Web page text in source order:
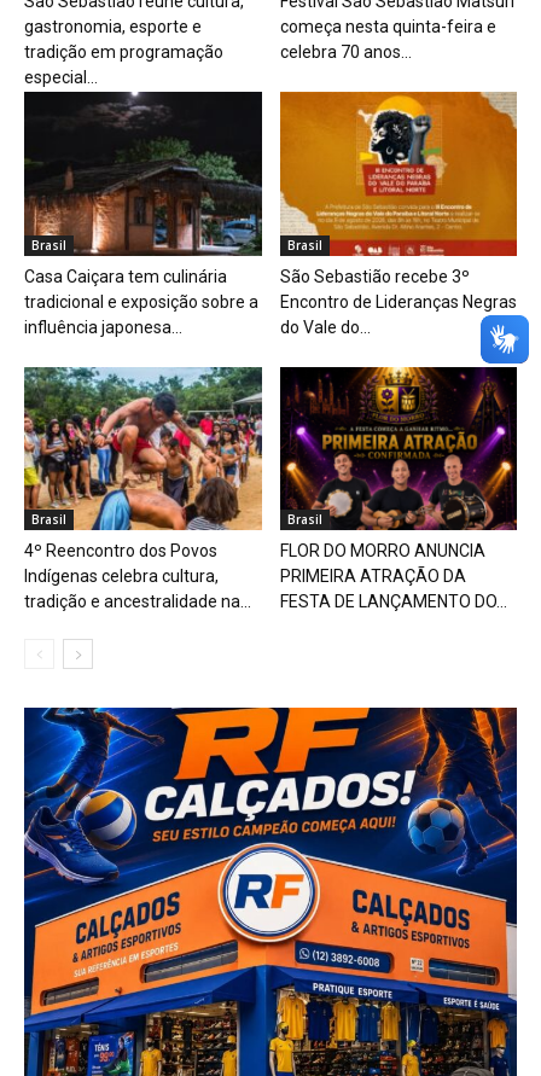
gastronomia, esporte e
tradição em programação
especial...
começa nesta quinta-feira e
celebra 70 anos...
Brasil
Casa Caiçara tem culinária
tradicional e exposição sobre a
influência japonesa...
Brasil
São Sebastião recebe 3º
Encontro de Lideranças Negras
do Vale do...
Brasil
4º Reencontro dos Povos
Indígenas celebra cultura,
tradição e ancestralidade na...
Brasil
FLOR DO MORRO ANUNCIA
PRIMEIRA ATRAÇÃO DA
FESTA DE LANÇAMENTO DO...